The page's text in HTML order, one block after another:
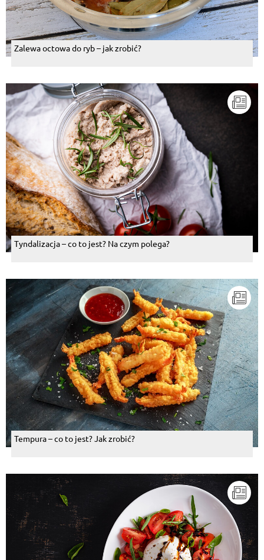
Zalewa octowa do ryb – jak zrobić?
Tyndalizacja – co to jest? Na czym polega?
Tempura – co to jest? Jak zrobić?